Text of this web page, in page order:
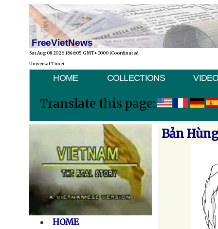
FreeVietNews
Sat Aug 08 2026 18:46:05 GMT+0000 (Coordinated
Universal Time)
HOME COLLECTIONS
Translate this page:
HOME
Bản